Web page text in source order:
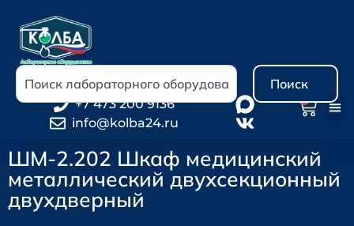
Поиск
+7 473 200 9136
info@kolba24.ru
ШМ-2.202 Шкаф медицинский
металлический двухсекционный
двухдверный